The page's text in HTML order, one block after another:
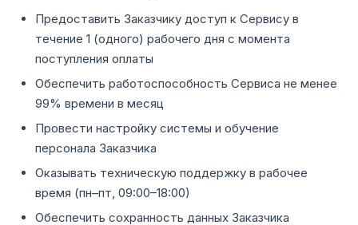
Предоставить Заказчику доступ к Сервису в
течение 1 (одного) рабочего дня с момента
поступления оплаты
Обеспечить работоспособность Сервиса не менее
99% времени в месяц
Провести настройку системы и обучение
персонала Заказчика
Оказывать техническую поддержку в рабочее
время (пн–пт, 09:00–18:00)
Обеспечить сохранность данных Заказчика